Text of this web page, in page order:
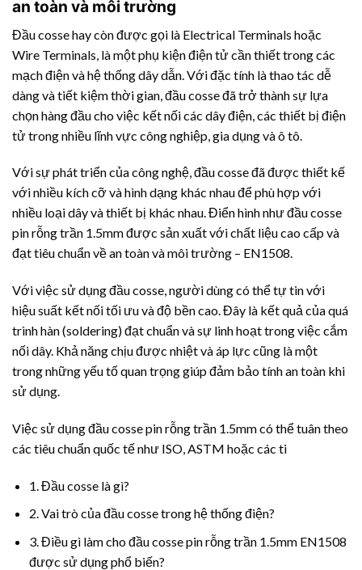
an toàn và môi trường
Đầu cosse hay còn được gọi là Electrical Terminals hoặc
Wire Terminals, là một phụ kiện điện tử cần thiết trong các
mạch điện và hệ thống dây dẫn. Với đặc tính là thao tác dễ
dàng và tiết kiệm thời gian, đầu cosse đã trở thành sự lựa
chọn hàng đầu cho việc kết nối các dây điện, các thiết bị điện
tử trong nhiều lĩnh vực công nghiệp, gia dụng và ô tô.
Với sự phát triển của công nghệ, đầu cosse đã được thiết kế
với nhiều kích cỡ và hình dạng khác nhau để phù hợp với
nhiều loại dây và thiết bị khác nhau. Điển hình như đầu cosse
pin rỗng trần 1.5mm được sản xuất với chất liệu cao cấp và
đạt tiêu chuẩn về an toàn và môi trường – EN1508.
Với việc sử dụng đầu cosse, người dùng có thể tự tin với
hiệu suất kết nối tối ưu và độ bền cao. Đây là kết quả của quá
trình hàn (soldering) đạt chuẩn và sự linh hoạt trong việc cắm
nối dây. Khả năng chịu được nhiệt và áp lực cũng là một
trong những yếu tố quan trọng giúp đảm bảo tính an toàn khi
sử dụng.
Việc sử dụng đầu cosse pin rỗng trần 1.5mm có thể tuân theo
các tiêu chuẩn quốc tế như ISO, ASTM hoặc các ti
1. Đầu cosse là gì?
2. Vai trò của đầu cosse trong hệ thống điện?
3. Điều gì làm cho đầu cosse pin rỗng trần 1.5mm EN1508
được sử dụng phổ biến?